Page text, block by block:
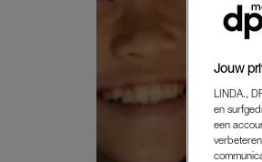
Jouw
LINDA.,
en
een